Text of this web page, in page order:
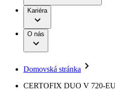
Terapie
Kontinencia a
Liečba bolesti
Miniinvazívna
B. Braun Avitum
Ochorenia
Služby pre pacientov
Práca a kariéra
Naša kultúra
Vaša príležitosť
Zodpovednosť
Médiá
Tlačové správy
Kariéra
O nás
Domovská stránka
CERTOFIX DUO V 720-